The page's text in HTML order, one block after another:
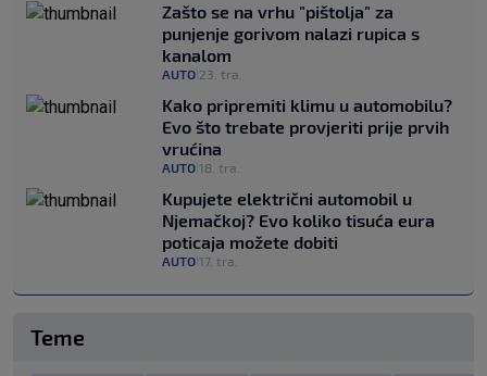
Zašto se na vrhu "pištolja" za
punjenje gorivom nalazi rupica s
kanalom
AUTO 23. tra.
Kako pripremiti klimu u automobilu?
Evo što trebate provjeriti prije prvih
vrućina
AUTO 18. tra.
Kupujete električni automobil u
Njemačkoj? Evo koliko tisuća eura
poticaja možete dobiti
AUTO 17. tra.
Teme